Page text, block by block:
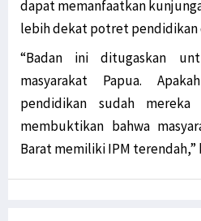
dapat memanfaatkan
lebih dekat potret pendidikan
“Badan ini ditugaskan
masyarakat Papua.
pendidikan sudah
membuktikan bahwa
Barat memiliki IPM terendah,”